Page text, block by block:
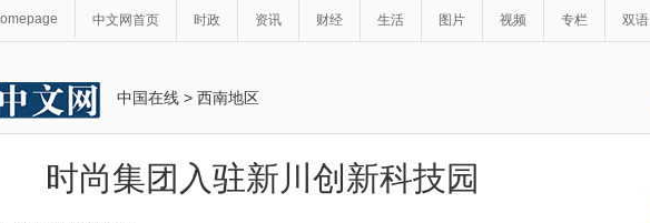
中文网首页 时政 资讯 财经 生活 图片 视频 专栏 双语
中国在线 > 西南地区
时尚集团入驻新川创新科技园